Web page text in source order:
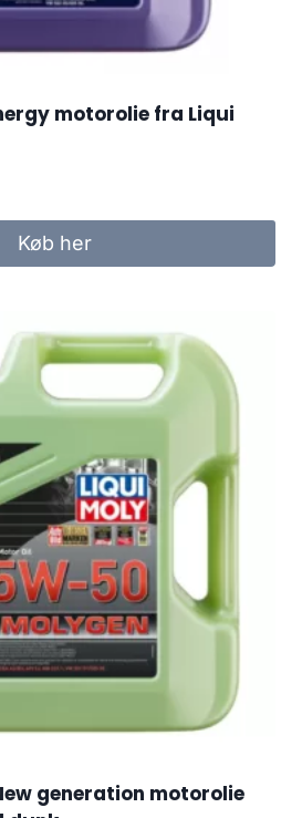
motorolie fra Liqui
Køb her
generation motorolie